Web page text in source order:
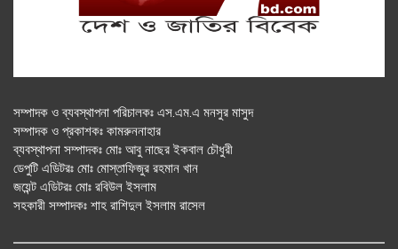
সম্পাদক ও ব্যবস্থাপনা পরিচালকঃ এস.এম.এ মনসুর মাসুদ
সম্পাদক ও প্রকাশকঃ কামরুননাহার
ব্যবস্থাপনা সম্পাদকঃ মোঃ আবু নাছের ইকবাল চৌধুরী
ডেপুটি এডিটরঃ মোঃ মোস্তাফিজুর রহমান খান
জয়েন্ট এডিটরঃ মোঃ রবিউল ইসলাম
সহকারী সম্পাদকঃ শাহ রাশিদুল ইসলাম রাসেল